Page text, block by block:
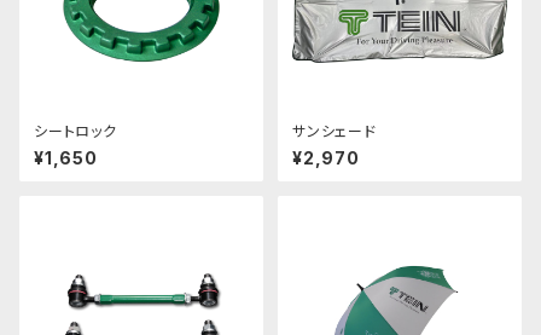
シートロック
¥1,650
サンシェード
¥2,970